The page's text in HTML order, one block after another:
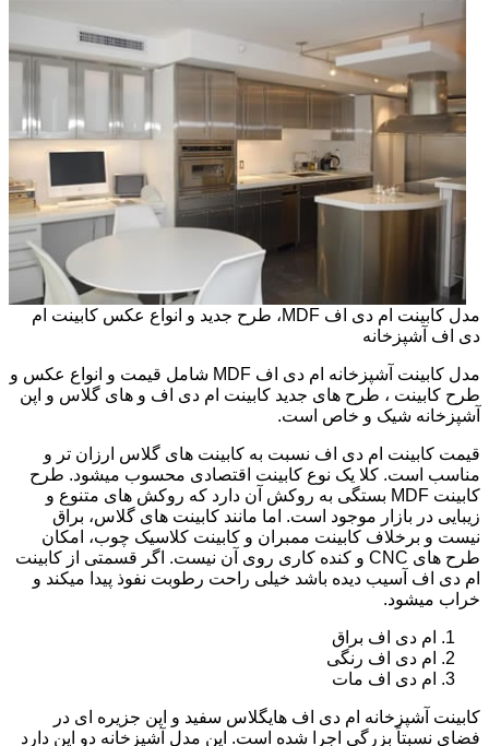
مدل کابینت ام دی اف MDF، طرح جدید و انواع عکس کابینت ام
دی اف آشپزخانه
مدل کابینت آشپزخانه ام دی اف MDF شامل قیمت و انواع عکس و
طرح کابینت ، طرح های جدید کابینت ام دی اف و های گلاس و اپن
آشپزخانه شیک و خاص است.
قیمت کابینت ام دی اف نسبت به کابینت های گلاس ارزان تر و
مناسب است. کلا یک نوع کابینت اقتصادی محسوب میشود. طرح
کابینت MDF بستگی به روکش آن دارد که روکش های متنوع و
زیبایی در بازار موجود است. اما مانند کابینت های گلاس، براق
نیست و برخلاف کابینت ممبران و کابینت کلاسیک چوب، امکان
طرح های CNC و کنده کاری روی آن نیست. اگر قسمتی از کابینت
ام دی اف آسیب دیده باشد خیلی راحت رطوبت نفوذ پیدا میکند و
خراب میشود.
ام دی اف براق
ام دی اف رنگی
ام دی اف مات
کابینت آشپزخانه ام دی اف هایگلاس سفید و اپن جزیره ای در
فضای نسبتاً بزرگی اجرا شده است. این مدل آشپزخانه دو اپن دارد